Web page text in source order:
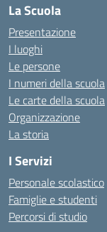
La Scuola
Presentazione
I luoghi
Le persone
I numeri della scuola
Le carte della scuola
Organizzazione
La storia
I Servizi
Personale scolastico
Famiglie e studenti
Percorsi di studio